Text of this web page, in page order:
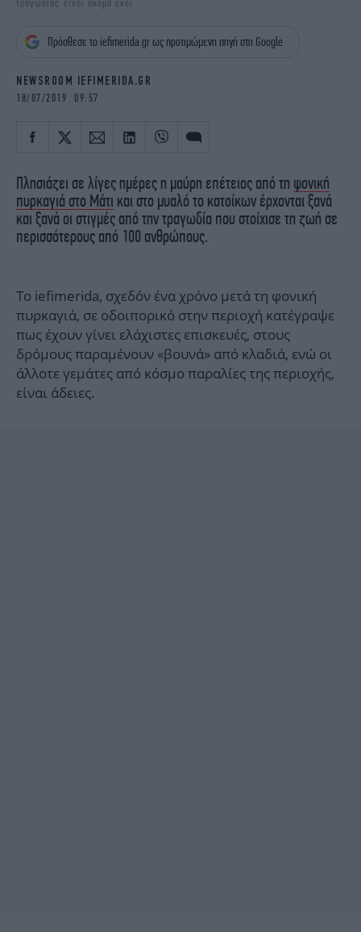
iBOOKS
OSCARS
NEWSLETTER
τραγωδίας είναι ακόμα εκεί
Πρόσθεσε το iefimerida.gr ως προτιμώμενη πηγή στη Google
NEWSROOM IEFIMERIDA.GR
18/07/2019 09:57
Πλησιάζει σε λίγες ημέρες η μαύρη επέτειος από τη φονική
πυρκαγιά στο Μάτι και στο μυαλό το κατοίκων έρχονται ξανά
και ξανά οι στιγμές από την τραγωδία που στοίχισε τη ζωή σε
περισσότερους από 100 ανθρώπους.
Το iefimerida, σχεδόν ένα χρόνο μετά τη φονική
πυρκαγιά, σε οδοιπορικό στην περιοχή κατέγραψε
πως έχουν γίνει ελάχιστες επισκευές, στους
δρόμους παραμένουν «βουνά» από κλαδιά, ενώ οι
άλλοτε γεμάτες από κόσμο παραλίες της περιοχής,
είναι άδειες.